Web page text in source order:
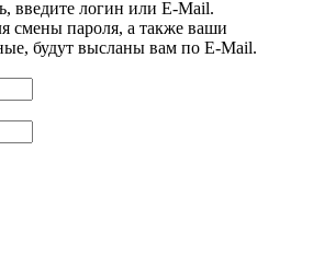
введите логин или E-Mail.
смены пароля, а также ваши
будут высланы вам по E-Mail.